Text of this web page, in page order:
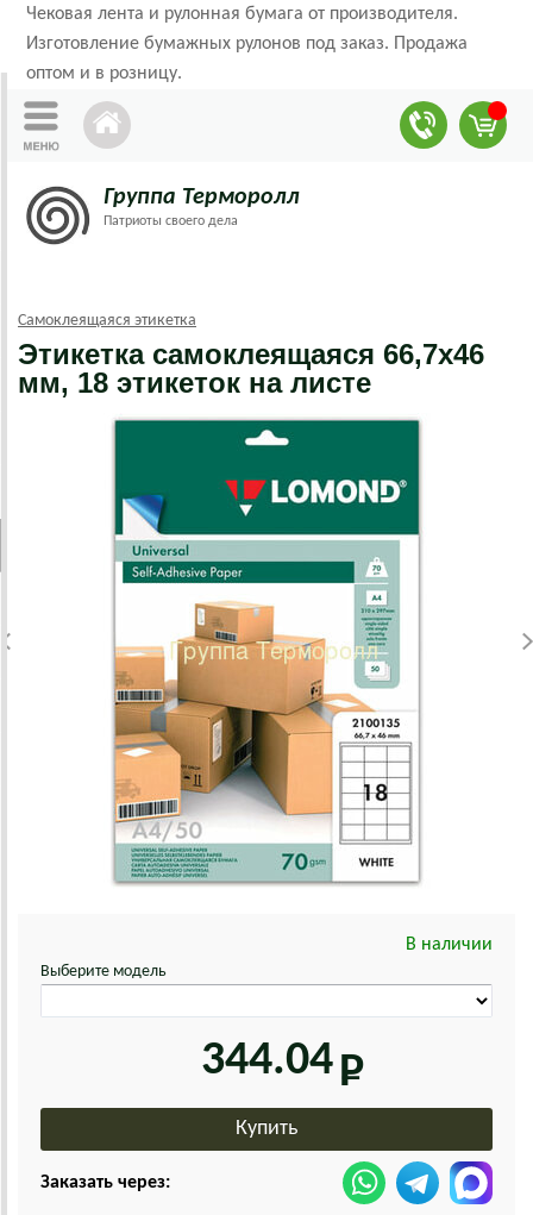
Чековая лента и рулонная бумага от производителя.
Изготовление бумажных рулонов под заказ. Продажа
оптом и в розницу.
Группа Терморолл
Патриоты своего дела
Самоклеящаяся этикетка
Этикетка самоклеящаяся 66,7х46
мм, 18 этикеток на листе
В наличии
Выберите модель
344.04
Заказать через: